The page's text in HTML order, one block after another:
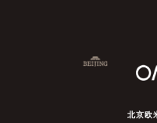
北京欧